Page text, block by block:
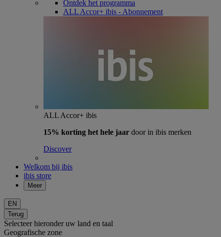
Ontdek het programma
ALL Accor+ ibis - Abonnement
ALL Accor+ ibis
15% korting het hele jaar door in ibis merken
Discover
Welkom bij ibis
ibis store
Meer
EN
Terug
Selecteer hieronder uw land en taal
Geografische zone